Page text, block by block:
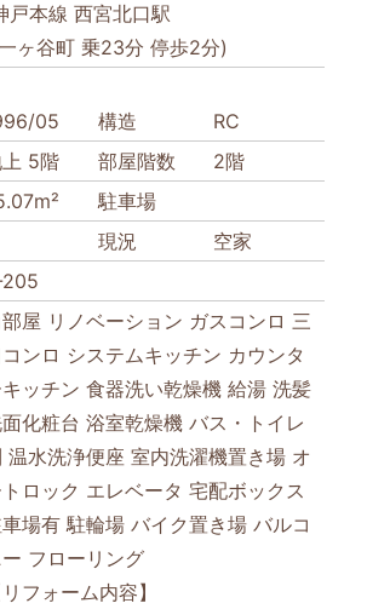
戸本線 西宮北口駅
ヶ谷町 乗23分 停歩2分)
05 構造
RC
5階 部屋階数
2階
駐車場
現況
空家
205
屋 リノベーション ガスコンロ 三
ンロ システムキッチン カウンタ
ッチン 食器洗い乾燥機 給湯 洗髪
化粧台 浴室乾燥機 バス・トイレ
温水洗浄便座 室内洗濯機置き場 オ
ロック エレベータ 宅配ボックス
場有 駐輪場 バイク置き場 バルコ
フローリング
リフォーム内容】